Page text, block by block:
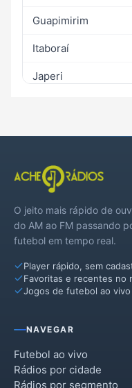
Guapimirim
Itaboraí
Japeri
Mesquita
Queimados
Rio Claro
Seropédica
O jeito mais rápido de
do AM ao FM passando
futebol em tempo real.
Player rápido, sem
Favoritas e recentes no
Jogos de futebol ao vivo
NAVEGAR
Futebol ao vivo
Rádios por cidade
Rádios por segmento